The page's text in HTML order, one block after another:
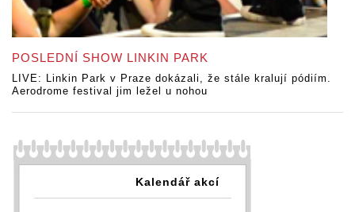
POSLEDNÍ SHOW LINKIN PARK
LIVE: Linkin Park v Praze dokázali, že stále kralují pódiím.
Aerodrome festival jim ležel u nohou
Kalendář akcí